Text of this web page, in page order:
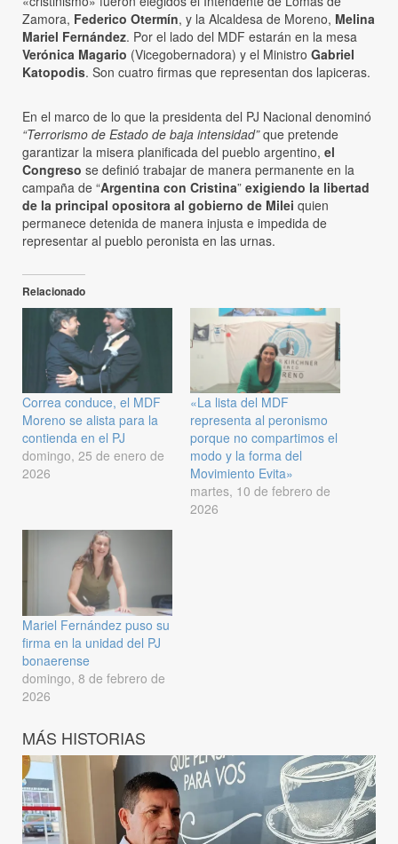
Zamora, Federico Otermín, y la Alcaldesa de Moreno, Melina
Mariel Fernández. Por el lado del MDF estarán en la mesa
Verónica Magario (Vicegobernadora) y el Ministro Gabriel
Katopodis. Son cuatro firmas que representan dos lapiceras.
En el marco de lo que la presidenta del PJ Nacional denominó
“Terrorismo de Estado de baja intensidad”que pretende
garantizar la misera planificada del pueblo argentino, el
Congreso se definió trabajar de manera permanente en la
campaña de “Argentina con Cristina” exigiendo la libertad
de la principal opositora al gobierno de Milei quien
permanece detenida de manera injusta e impedida de
representar al pueblo peronista en las urnas.
Relacionado
Correa conduce, el MDF
Moreno se alista para la
contienda en el PJ
domingo, 25 de enero de
2026
«La lista del MDF
representa al peronismo
porque no compartimos el
modo y la forma del
Movimiento Evita»
martes, 10 de febrero de
2026
Mariel Fernández puso su
firma en la unidad del PJ
bonaerense
domingo, 8 de febrero de
2026
MÁS HISTORIAS